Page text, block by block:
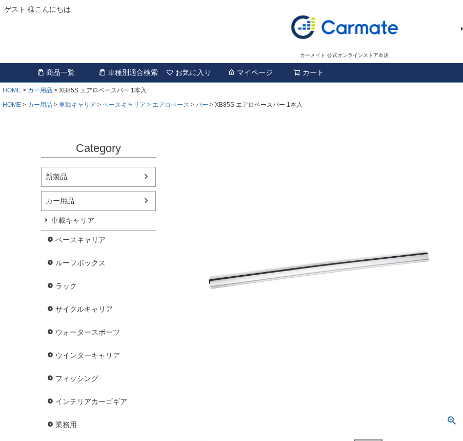
ゲスト 様こんにちは
カーメイト 公式オンラインストア本店
商品一覧 車種別適合検索 お気に入り マイページ カート
HOME カー用品
XB85S エアロベースバー 1本入
HOME
カー用品 車載キャリア ベースキャリア エアロベース バー XB85S エアロベースバー 1本入
Category
新製品
カー用品
車載キャリア
ベースキャリア
ルーフボックス
ラック
サイクルキャリア
ウォータースポーツ
ウインターキャリア
フィッシング
インテリアカーゴギア
業務用